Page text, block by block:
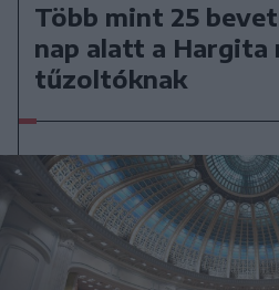
Több mint 25
nap alatt a Hargita
tűzoltóknak